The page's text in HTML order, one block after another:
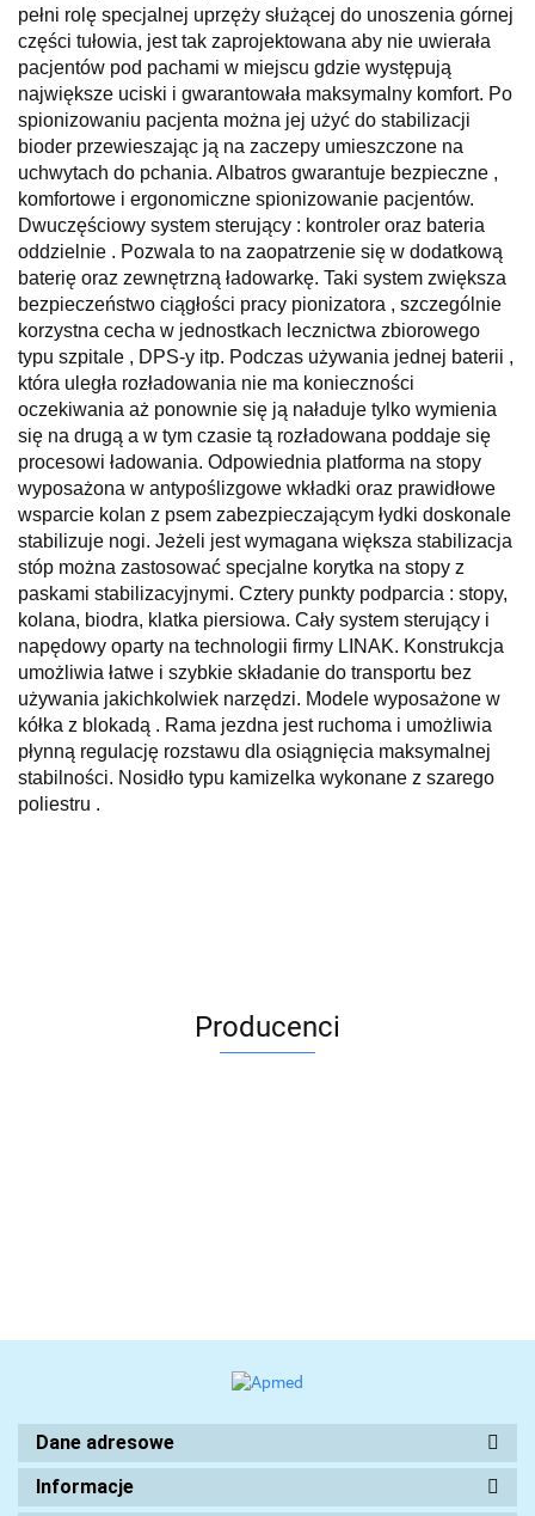
pełni rolę specjalnej uprzęży służącej do unoszenia górnej
części tułowia, jest tak zaprojektowana aby nie uwierała
pacjentów pod pachami w miejscu gdzie występują
największe uciski i gwarantowała maksymalny komfort. Po
spionizowaniu pacjenta można jej użyć do stabilizacji
bioder przewieszając ją na zaczepy umieszczone na
uchwytach do pchania. Albatros gwarantuje bezpieczne ,
komfortowe i ergonomiczne spionizowanie pacjentów.
Dwuczęściowy system sterujący : kontroler oraz bateria
oddzielnie . Pozwala to na zaopatrzenie się w dodatkową
baterię oraz zewnętrzną ładowarkę. Taki system zwiększa
bezpieczeństwo ciągłości pracy pionizatora , szczególnie
korzystna cecha w jednostkach lecznictwa zbiorowego
typu szpitale , DPS-y itp. Podczas używania jednej baterii ,
która uległa rozładowania nie ma konieczności
oczekiwania aż ponownie się ją naładuje tylko wymienia
się na drugą a w tym czasie tą rozładowana poddaje się
procesowi ładowania. Odpowiednia platforma na stopy
wyposażona w antypoślizgowe wkładki oraz prawidłowe
wsparcie kolan z psem zabezpieczającym łydki doskonale
stabilizuje nogi. Jeżeli jest wymagana większa stabilizacja
stóp można zastosować specjalne korytka na stopy z
paskami stabilizacyjnymi. Cztery punkty podparcia : stopy,
kolana, biodra, klatka piersiowa. Cały system sterujący i
napędowy oparty na technologii firmy LINAK. Konstrukcja
umożliwia łatwe i szybkie składanie do transportu bez
używania jakichkolwiek narzędzi. Modele wyposażone w
kółka z blokadą . Rama jezdna jest ruchoma i umożliwia
płynną regulację rozstawu dla osiągnięcia maksymalnej
stabilności. Nosidło typu kamizelka wykonane z szarego
poliestru .
Producenci
Dane adresowe
Informacje